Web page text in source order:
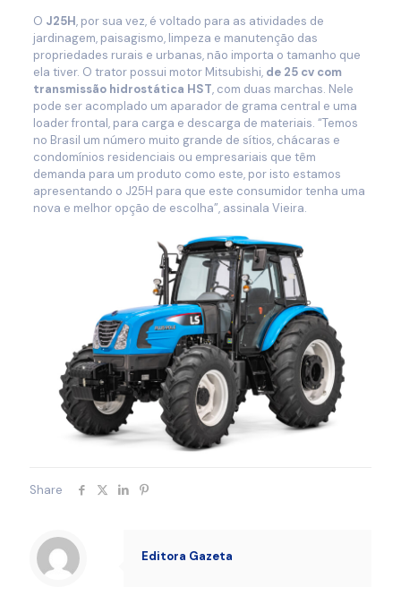
O J25H, por sua vez, é voltado para as atividades de
jardinagem, paisagismo, limpeza e manutenção das
propriedades rurais e urbanas, não importa o tamanho que
ela tiver. O trator possui motor Mitsubishi, de 25 cv com
transmissão hidrostática HST, com duas marchas. Nele
pode ser acomplado um aparador de grama central e uma
loader frontal, para carga e descarga de materiais. “Temos
no Brasil um número muito grande de sítios, chácaras e
condomínios residenciais ou empresariais que têm
demanda para um produto como este, por isto estamos
apresentando o J25H para que este consumidor tenha uma
nova e melhor opção de escolha”, assinala Vieira.
Share
Editora Gazeta